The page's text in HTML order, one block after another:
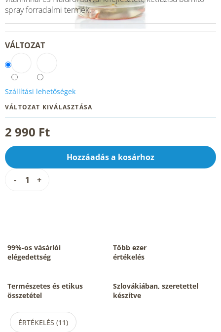
2 990 Ft
VÁLTOZAT KIVÁLASZTÁSA
VÁLTOZAT
Szállítási lehetőségek
Hozzáadás a kosárhoz
spray forradalmi termék.
99%-os vásárlói
elégedettség
Több ezer
értékelés
Természetes és etikus
összetétel
Szlovákiában, szeretettel
készítve
ÉRTÉKELÉS (11)